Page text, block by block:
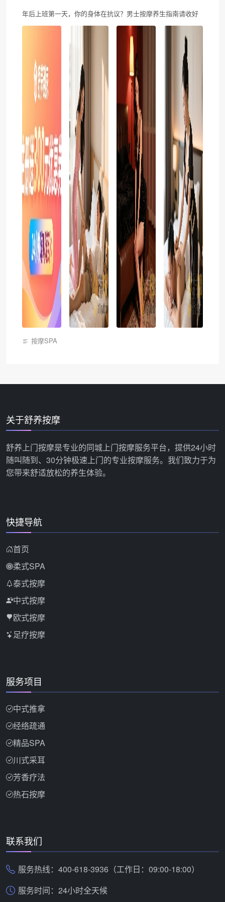
年后上班第一天，你的身体在抗议？男士按摩养生指南请收好
按摩SPA
关于舒养按摩
舒养上门按摩是专业的同城上门按摩服务平台，提供24小时
随叫随到、30分钟极速上门的专业按摩服务。我们致力于为
您带来舒适放松的养生体验。
快捷导航
首页
柔式SPA
泰式按摩
中式按摩
欧式按摩
足疗按摩
服务项目
中式推拿
经络疏通
精品SPA
川式采耳
芳香疗法
热石按摩
联系我们
服务热线：400-618-3936（工作日：09:00-18:00）
服务时间：24小时全天候